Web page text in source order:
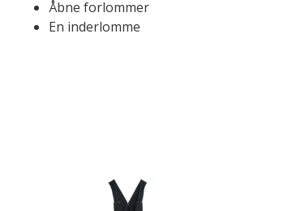
Åbne forlommer
En inderlomme